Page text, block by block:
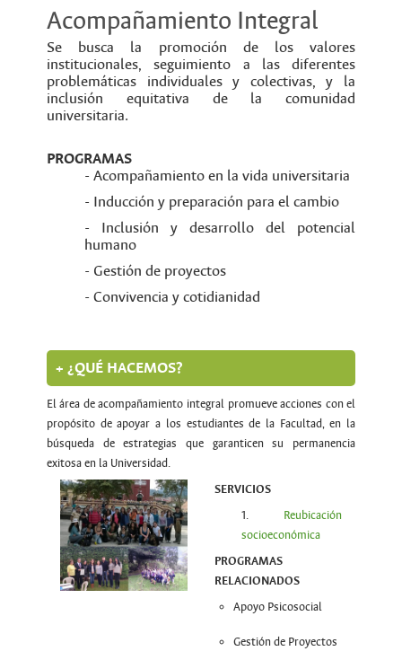
Acompañamiento Integral
Se busca la promoción de los valores
institucionales, seguimiento a las diferentes
problemáticas individuales y colectivas, y la
inclusión equitativa de la comunidad
universitaria.
PROGRAMAS
- Acompañamiento en la vida universitaria
- Inducción y preparación para el cambio
- Inclusión y desarrollo del potencial
humano
- Gestión de proyectos
- Convivencia y cotidianidad
+ ¿QUÉ HACEMOS?
El área de acompañamiento integral promueve acciones con el
propósito de apoyar a los estudiantes de la Facultad, en la
búsqueda de estrategias que garanticen su permanencia
exitosa en la Universidad.
SERVICIOS
1. Reubicación
socioeconómica
PROGRAMAS
RELACIONADOS
Apoyo Psicosocial
Gestión de Proyectos